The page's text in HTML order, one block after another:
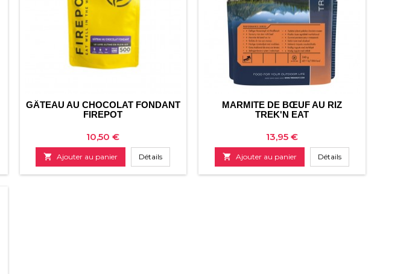
GÂTEAU AU CHOCOLAT FONDANT
FIREPOT
Prix
10,50 €
 Ajouter au panier Détails
MARMITE DE BŒUF AU RIZ
TREK'N EAT
Prix
13,95 €
 Ajouter au panier Détails